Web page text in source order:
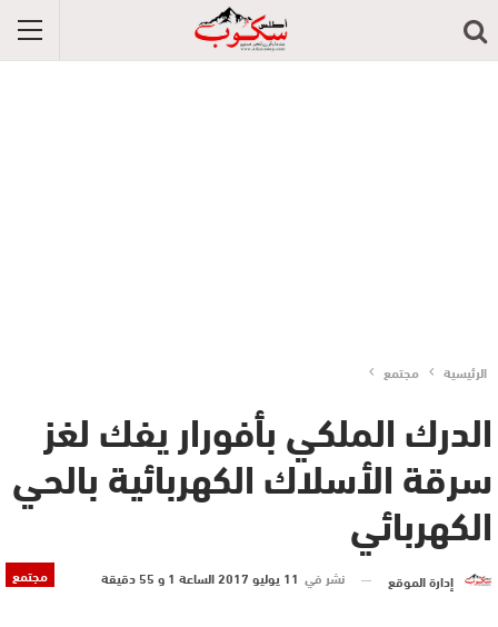
الرئيسية مجتمع
الدرك الملكي بأفورار يفك لغز
سرقة الأسلاك الكهربائية بالحي
الكهربائي
مجتمع إدارة الموقع نشر في 11 يوليو 2017 الساعة 1 و 55 دقيقة